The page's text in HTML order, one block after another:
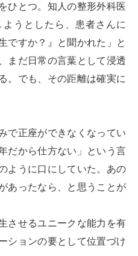
ひとつ。知人の整形外科医
うとしたら、患者さんに
ですか？』と聞かれた」と
まだ日常の言葉として浸透
。でも、その距離は確実に
で正座ができなくなってい
だから仕方ない」という言
ように口にしていた。あの
あったなら、と思うことが
させるユニークな能力を有
ションの要として位置づけ